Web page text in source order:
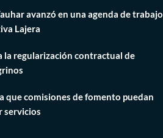
avanzó en una agenda de trabajo
Lajera
la regularización contractual de
que comisiones de fomento puedan
servicios